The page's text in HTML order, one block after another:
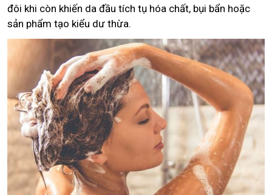
đôi khi còn khiến da đầu tích tụ hóa chất, bụi bẩn hoặc
sản phẩm tạo kiểu dư thừa.